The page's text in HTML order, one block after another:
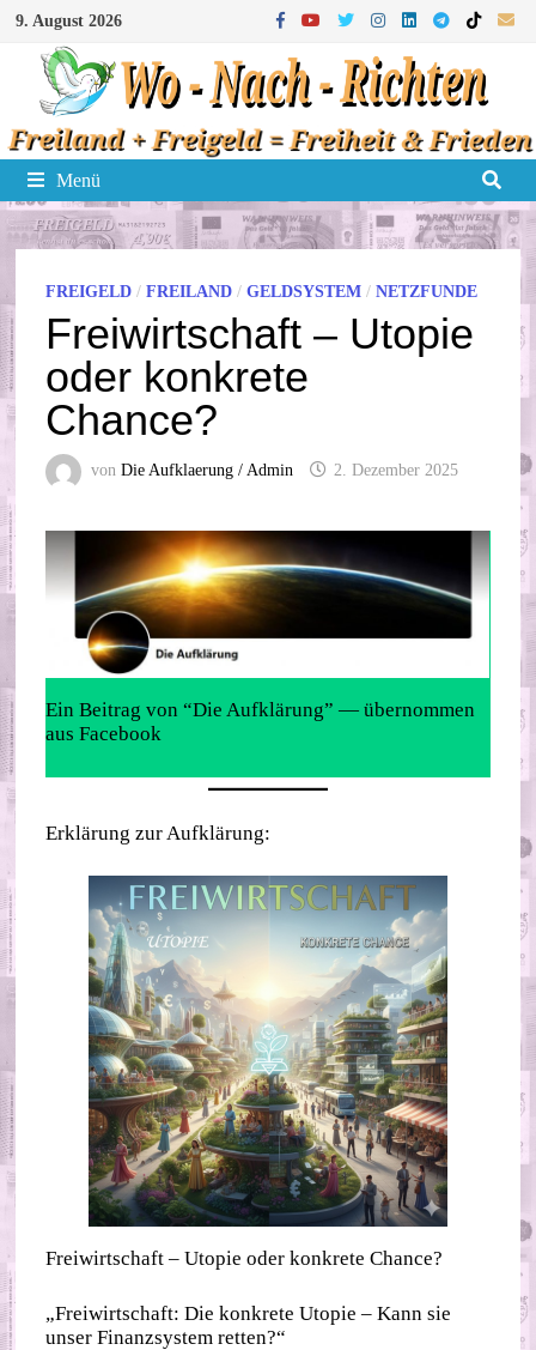
Zum
Inhalt
springen
9. August 2026
Menü
FREIGELD /FREILAND /GELDSYSTEM /NETZFUNDE
Freiwirtschaft – Utopie
oder konkrete
Chance?
vonDie Aufklaerung / Admin 2. Dezember 2025
Ein Beitrag von “Die Aufklärung” — übernommen
aus Facebook
Erklärung zur Aufklärung:
Freiwirtschaft – Utopie oder konkrete Chance?
„Freiwirtschaft: Die konkrete Utopie – Kann sie
unser Finanzsystem retten?“